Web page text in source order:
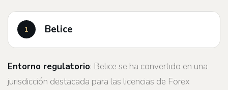
Belice
Entorno regulatorio: Belice se ha convertido en una
jurisdicción destacada para las licencias de Forex